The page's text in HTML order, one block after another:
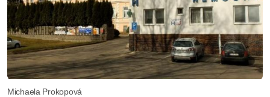
Michaela Prokopová